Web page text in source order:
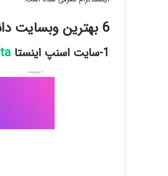
6 بهترین وبسایت دانلود از اینستاگرام
1-سایت اسنپ اینستا